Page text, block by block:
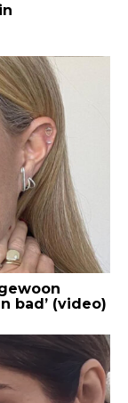
bad’ (video)